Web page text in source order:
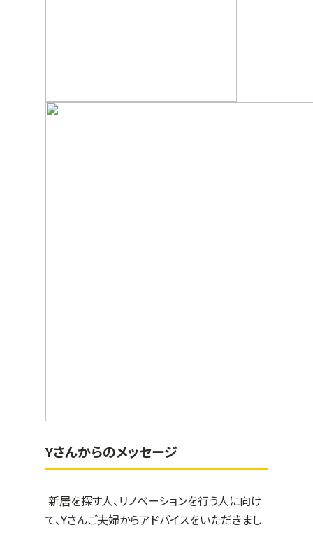
Yさんからのメッセージ
新居を探す人、リノベーションを行う人に向け
て、Yさんご夫婦からアドバイスをいただきまし